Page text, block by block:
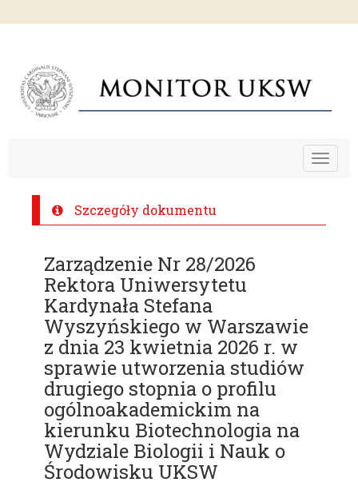
Toggle
Szczegóły dokumentu
Zarządzenie Nr 28/2026
Rektora Uniwersytetu
Kardynała Stefana
Wyszyńskiego w Warszawie
z dnia 23 kwietnia 2026 r. w
sprawie utworzenia studiów
drugiego stopnia o profilu
ogólnoakademickim na
kierunku Biotechnologia na
Wydziale Biologii i Nauk o
Środowisku UKSW